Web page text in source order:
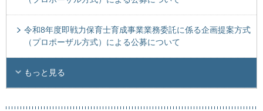
令和8年度即戦力保育士育成事業業務委託に係る企画提案方式
（プロポーザル方式）による公募について
もっと見る